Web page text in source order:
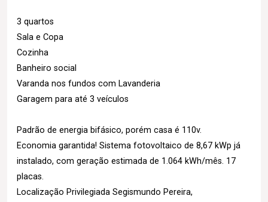
3 quartos
Sala e Copa
Cozinha
Banheiro social
Varanda nos fundos com Lavanderia
Garagem para até 3 veículos
Padrão de energia bifásico, porém casa é 110v.
Economia garantida! Sistema fotovoltaico de 8,67 kWp já
instalado, com geração estimada de 1.064 kWh/mês. 17
placas.
Localização Privilegiada Segismundo Pereira,